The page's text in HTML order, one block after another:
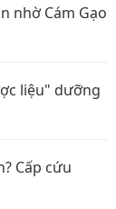
nhờ Cám Gạo
liệu" dưỡng
Cấp cứu